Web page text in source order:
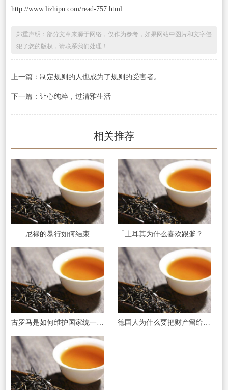
http://www.lizhipu.com/read-757.html
郑重声明：部分文章来源于网络，仅作为参考，如果网站中图片和文字侵
犯了您的版权，请联系我们处理！
上一篇： 制定规则的人也成为了规则的受害者。
下一篇： 让心纯粹，过清雅生活
相关推荐
尼禄的暴行如何结束 「土耳其为什么喜欢跟爹？」凯末尔民族主义如何解释？
古罗马是如何维护国家统一的?公民身份与文化起到了什么作用? 德国人为什么要把财产留给女儿？